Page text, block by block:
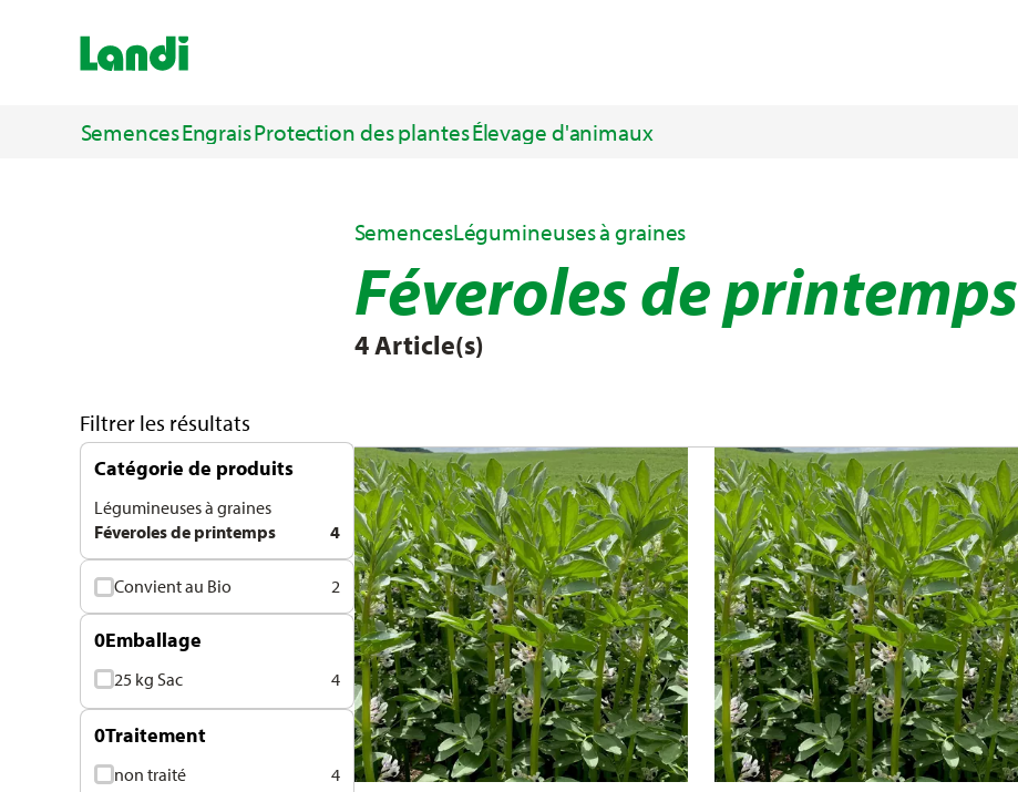
SemencesEngraisProtection des plantesÉlevage d'animaux
SemencesLégumineuses à graines
Féveroles de printemps
4 Article(s)
Filtrer les résultats
Catégorie de produits
Légumineuses à graines
Féveroles de printemps
4
Convient au Bio 2
0Emballage
25 kg Sac 4
0Traitement
non traité 4